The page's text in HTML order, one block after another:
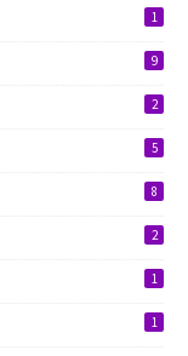
1
9
2
5
8
2
1
1